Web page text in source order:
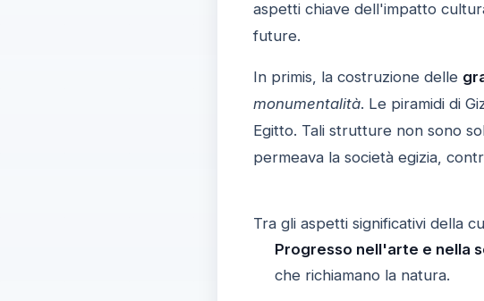
aspetti chiave dell'impatto
future.
In primis, la costruzione delle
monumentalità. Le piramidi di
Egitto. Tali strutture non sono
permeava la società egizia,
Tra gli aspetti significativi della
Progresso nell'arte e nella
che richiamano la natura.